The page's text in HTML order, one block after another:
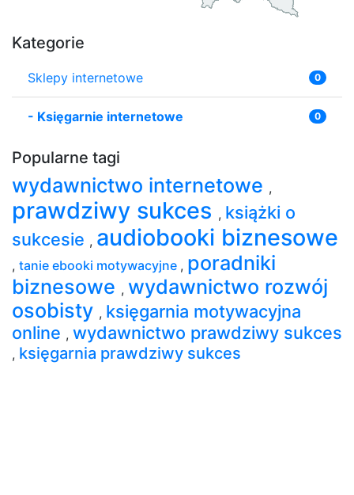
Kategorie
Sklepy internetowe 0
- Księgarnie internetowe 0
Popularne tagi
wydawnictwo internetowe ,
prawdziwy sukces , książki o
sukcesie , audiobooki biznesowe
, tanie ebooki motywacyjne , poradniki
biznesowe , wydawnictwo rozwój
osobisty , księgarnia motywacyjna
online , wydawnictwo prawdziwy sukces
, księgarnia prawdziwy sukces